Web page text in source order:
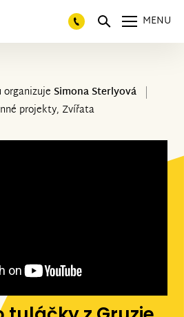
MENU
organizuje Simona Sterlyová
projekty, Zvířata